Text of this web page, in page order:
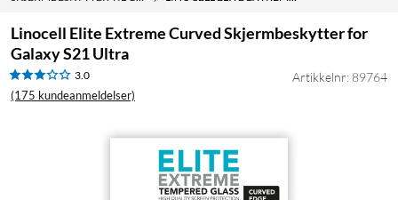
Linocell Elite Extreme Curved Skjermbeskytter for
Galaxy S21 Ultra
3.0
(175 kundeanmeldelser)
Artikkelnr: 89764